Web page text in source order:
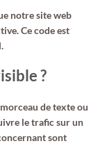
notre site web
Ce code est
?
de texte ou
le trafic sur un
sont